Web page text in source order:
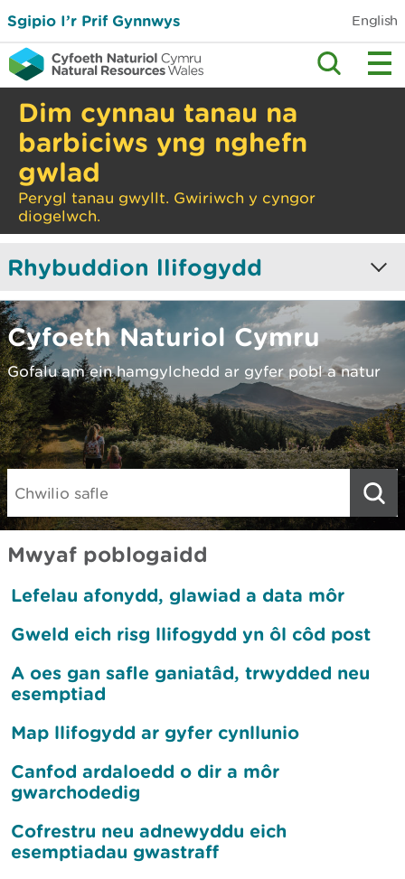
Sgipio I’r Prif Gynnwys English
Dim cynnau tanau na
barbiciws yng nghefn
gwlad
Perygl tanau gwyllt. Gwiriwch y cyngor
diogelwch.
Rhybuddion llifogydd
0
Rhybudd
Llifogydd
difrifol
0
Rhybudd
Llifogydd
0
Llifogydd -
byddwch yn
barod
Rhybudd diweddaraf Gwe, 19 Meh 2026 08:16:38
Cyfoeth Naturiol Cymru
Gofalu am ein hamgylchedd ar gyfer pobl a natur
Search:
Mwyaf poblogaidd
Lefelau afonydd, glawiad a data môr
Gweld eich risg llifogydd yn ôl côd post
A oes gan safle ganiatâd, trwydded neu
esemptiad
Map llifogydd ar gyfer cynllunio
Canfod ardaloedd o dir a môr
gwarchodedig
Cofrestru neu adnewyddu eich
esemptiadau gwastraff